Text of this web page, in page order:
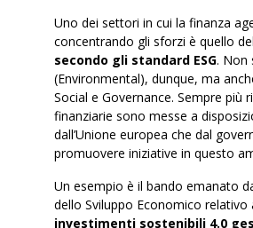
Uno dei settori in cui la finanza
concentrando gli sforzi è quello
secondo gli standard ESG. Non
(Environmental), dunque, ma
Social e Governance. Sempre più
finanziarie sono messe a
dall’Unione europea che dal
promuovere iniziative in questo
Un esempio è il bando emanato
dello Sviluppo Economico relativo
investimenti sostenibili 4.0